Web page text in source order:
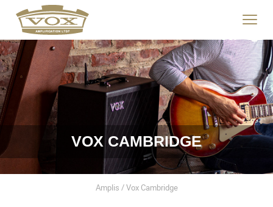
logo
link
to
home
page
Click
to
menu.
VOX CAMBRIDGE
Amplis / Vox Cambridge